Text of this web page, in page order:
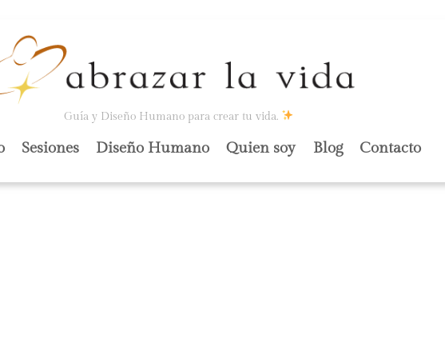
Guía y Diseño Humano para crear tu vida.
Sesiones Diseño Humano Quien soy Blog Contacto